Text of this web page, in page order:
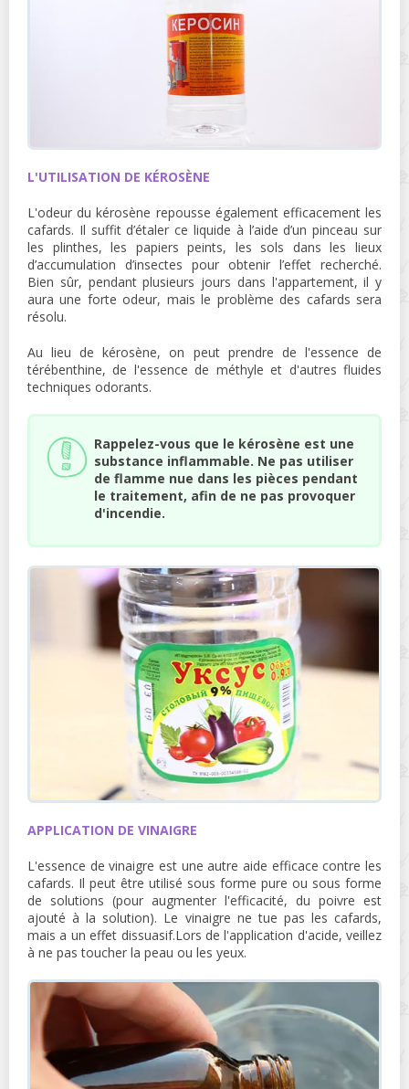
L'UTILISATION DE KÉROSÈNE
L'odeur du kérosène repousse également efficacement les
cafards. Il suffit d’étaler ce liquide à l’aide d’un pinceau sur
les plinthes, les papiers peints, les sols dans les lieux
d’accumulation d’insectes pour obtenir l’effet recherché.
Bien sûr, pendant plusieurs jours dans l'appartement, il y
aura une forte odeur, mais le problème des cafards sera
résolu.
Au lieu de kérosène, on peut prendre de l'essence de
térébenthine, de l'essence de méthyle et d'autres fluides
techniques odorants.
Rappelez-vous que le kérosène est une
substance inflammable. Ne pas utiliser
de flamme nue dans les pièces pendant
le traitement, afin de ne pas provoquer
d'incendie.
APPLICATION DE VINAIGRE
L'essence de vinaigre est une autre aide efficace contre les
cafards. Il peut être utilisé sous forme pure ou sous forme
de solutions (pour augmenter l'efficacité, du poivre est
ajouté à la solution). Le vinaigre ne tue pas les cafards,
mais a un effet dissuasif.Lors de l'application d'acide, veillez
à ne pas toucher la peau ou les yeux.